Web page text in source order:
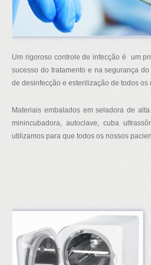
Um rigoroso controle de infecção é um
sucesso do tratamento e na segurança
de desinfecção e esterilização de todos os
Materiais embalados em seladora de
minincubadora, autoclave, cuba
utilizamos para que todos os nossos